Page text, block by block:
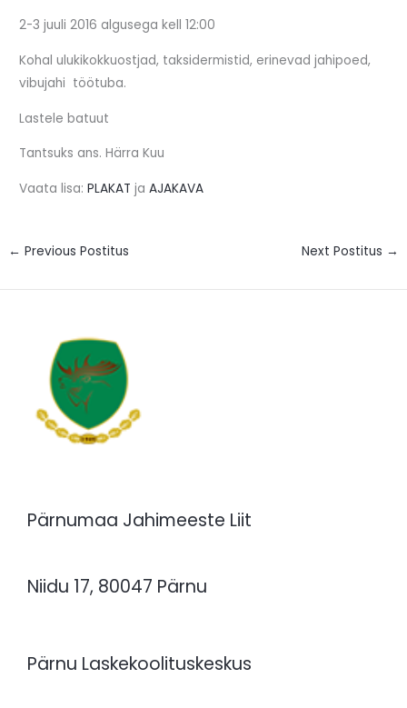
2-3 juuli 2016 algusega kell 12:00
Kohal ulukikokkuostjad, taksidermistid, erinevad jahipoed,
vibujahi töötuba.
Lastele batuut
Tantsuks ans. Härra Kuu
Vaata lisa:PLAKAT jaAJAKAVA
← Previous Postitus Next Postitus →
Pärnumaa Jahimeeste Liit
Niidu 17, 80047 Pärnu
Pärnu Laskekoolituskeskus